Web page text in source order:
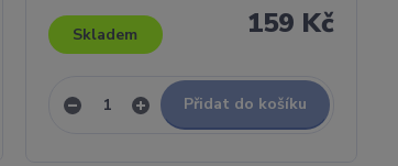
159 Kč
Skladem
Přidat do košíku